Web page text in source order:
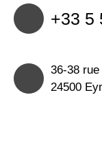
+33 5
36-38 rue
24500